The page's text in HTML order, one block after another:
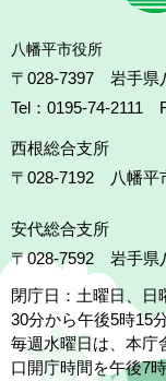
八幡平市役所
〒028-7397 岩手県
Tel：0195-74-2111
西根総合支所
〒028-7192
八幡平
安代総合支所
〒028-7592
岩手県
閉庁日：土曜日、日
30分から午後5時15
毎週水曜日は、本庁
口開庁時間を午後7